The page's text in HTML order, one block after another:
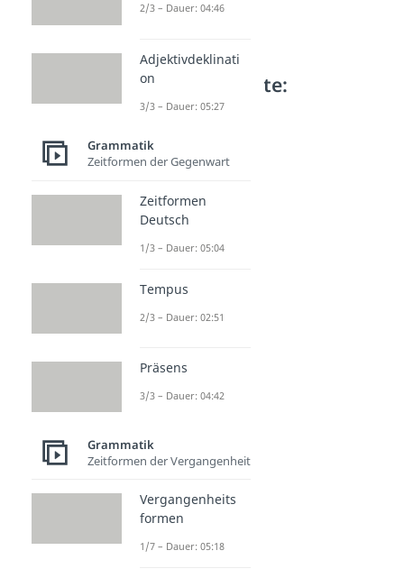
Weitere Inhalte:
Grammatik
Kasus
Dauer: 03:58
4 Fälle
Dauer: 02:15
Nominativ
Dauer: 05:04
Dauer: 05:22
Dativ
Dauer: 04:57
2/3 – Dauer: 04:46
Adjektivdeklinati
on
3/3 – Dauer: 05:27
Grammatik
Zeitformen der Gegenwart
Zeitformen
Deutsch
1/3 – Dauer: 05:04
Tempus
2/3 – Dauer: 02:51
Präsens
3/3 – Dauer: 04:42
Grammatik
Zeitformen der Vergangenheit
Vergangenheits
formen
1/7 – Dauer: 05:18